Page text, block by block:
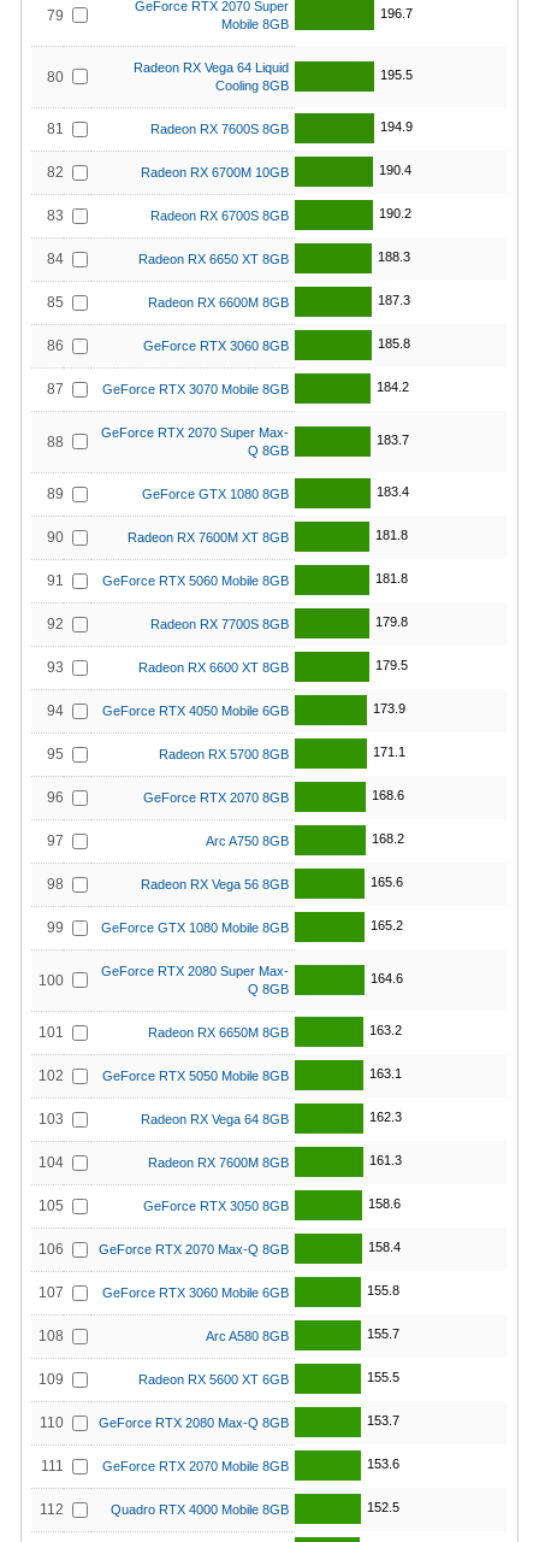
79
GeForce RTX 2070 Super
Mobile 8GB
196.7
80
Radeon RX Vega 64 Liquid
Cooling 8GB
195.5
81 Radeon RX 7600S 8GB 194.9
82 Radeon RX 6700M 10GB 190.4
83 Radeon RX 6700S 8GB 190.2
84 Radeon RX 6650 XT 8GB 188.3
85 Radeon RX 6600M 8GB 187.3
86 GeForce RTX 3060 8GB 185.8
87 GeForce RTX 3070 Mobile 8GB 184.2
88
GeForce RTX 2070 Super Max-
Q 8GB
183.7
89 GeForce GTX 1080 8GB 183.4
90 Radeon RX 7600M XT 8GB 181.8
91 GeForce RTX 5060 Mobile 8GB 181.8
92 Radeon RX 7700S 8GB 179.8
93 Radeon RX 6600 XT 8GB 179.5
94 GeForce RTX 4050 Mobile 6GB 173.9
95 Radeon RX 5700 8GB 171.1
96 GeForce RTX 2070 8GB 168.6
97 Arc A750 8GB 168.2
98 Radeon RX Vega 56 8GB 165.6
99 GeForce GTX 1080 Mobile 8GB 165.2
100
GeForce RTX 2080 Super Max-
Q 8GB
164.6
101 Radeon RX 6650M 8GB 163.2
102 GeForce RTX 5050 Mobile 8GB 163.1
103 Radeon RX Vega 64 8GB 162.3
104 Radeon RX 7600M 8GB 161.3
105 GeForce RTX 3050 8GB 158.6
106 GeForce RTX 2070 Max-Q 8GB 158.4
107 GeForce RTX 3060 Mobile 6GB 155.8
108 Arc A580 8GB 155.7
109 Radeon RX 5600 XT 6GB 155.5
110 GeForce RTX 2080 Max-Q 8GB 153.7
111 GeForce RTX 2070 Mobile 8GB 153.6
112 Quadro RTX 4000 Mobile 8GB 152.5